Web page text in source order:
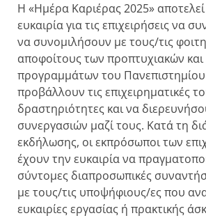
Η «Ημέρα Καριέρας 2025»
ευκαιρία για τις επιχειρήσεις να
να συνομιλήσουν με τους/τις
αποφοίτους των προπτυχιακών
προγραμμάτων του
προβάλλουν τις επιχειρηματικές
δραστηριότητες και να
συνεργασιών μαζί τους. Κατά τη
εκδήλωσης, οι εκπρόσωποι των
έχουν την ευκαιρία να
σύντομες διαπροσωπικές
με τους/τις υποψήφιους/ες που
ευκαιρίες εργασίας ή πρακτικής